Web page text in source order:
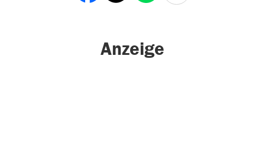
Anzeige